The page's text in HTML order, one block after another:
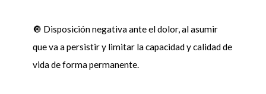
🔘 Disposición negativa ante el dolor, al asumir
que va a persistir y limitar la capacidad y calidad de
vida de forma permanente.